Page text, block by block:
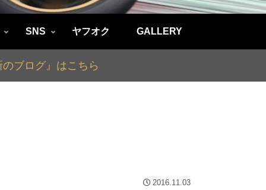
SNS ヤフオク GALLERY
ブログ』はこちら
2016.11.03